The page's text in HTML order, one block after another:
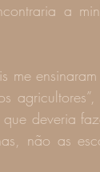
a
me
deveria
não as